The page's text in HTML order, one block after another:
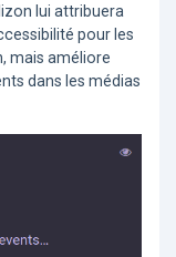
lui attribuera
pour les
mais améliore
dans les médias